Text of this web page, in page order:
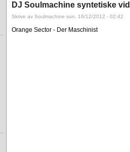
DJ Soulmachine syntetiske
Skrive av Soulmachine sun, 16/12/2012 - 02:42
Orange Sector - Der Maschinist